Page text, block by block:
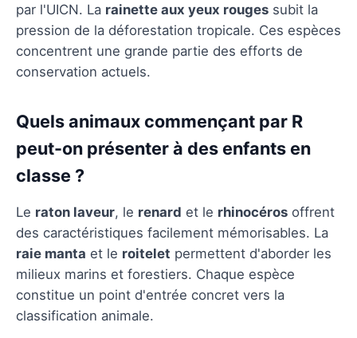
par l'UICN. La rainette aux yeux rouges subit la
pression de la déforestation tropicale. Ces espèces
concentrent une grande partie des efforts de
conservation actuels.
Quels animaux commençant par R
peut-on présenter à des enfants en
classe ?
Le raton laveur, le renard et le rhinocéros offrent
des caractéristiques facilement mémorisables. La
raie manta et le roitelet permettent d'aborder les
milieux marins et forestiers. Chaque espèce
constitue un point d'entrée concret vers la
classification animale.